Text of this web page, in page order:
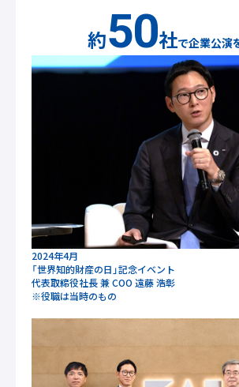
約50社で企業公演
2024年4月
「世界知的財産の日」記念イベント
代表取締役社長 兼 COO 遠藤 浩彰
※役職は当時のもの